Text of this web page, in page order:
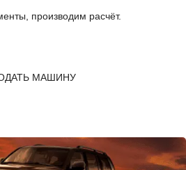
производим расчёт.
МАШИНУ